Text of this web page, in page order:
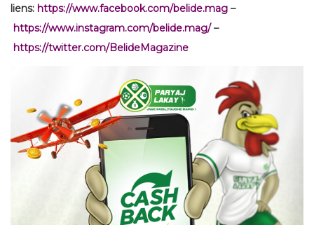
liens: https://www.facebook.com/belide.mag –
https://www.instagram.com/belide.mag/–
https://twitter.com/BelideMagazine